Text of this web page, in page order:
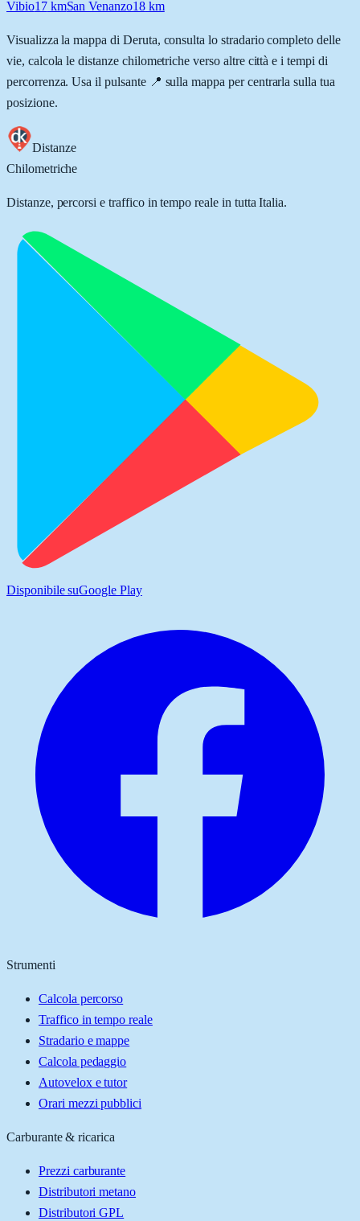
Vibio17kmSan Venanzo18km
Visualizza la mappa di Deruta, consulta lo stradario completo delle
vie, calcola le distanze chilometriche verso altre città e i tempi di
percorrenza. Usa il pulsante 📍 sulla mappa per centrarla sulla tua
posizione.
Distanze
Chilometriche
Distanze, percorsi e traffico in tempo reale in tutta Italia.
Disponibile suGoogle Play
Strumenti
Calcola percorso
Traffico in tempo reale
Stradario e mappe
Calcola pedaggio
Autovelox e tutor
Orari mezzi pubblici
Carburante & ricarica
Prezzi carburante
Distributori metano
Distributori GPL